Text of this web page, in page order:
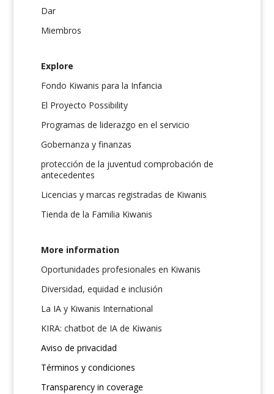
Dar
Miembros
Explore
Fondo Kiwanis para la Infancia
El Proyecto Possibility
Programas de liderazgo en el servicio
Gobernanza y finanzas
protección de la juventud comprobación de
antecedentes
Licencias y marcas registradas de Kiwanis
Tienda de la Familia Kiwanis
More information
Oportunidades profesionales en Kiwanis
Diversidad, equidad e inclusión
La IA y Kiwanis International
KIRA: chatbot de IA de Kiwanis
Aviso de privacidad
Términos y condiciones
Transparency in coverage